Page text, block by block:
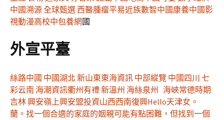
中國溯源全球甄選 西醫腫瘤平易近族數智中國康養中國影
視動漫高校中包養網 國
外宣平臺
絲路中國 中國湖北 新山東東海資訊 中部縱覽 中國四川 七
彩云南 海潮資訊衢州有禮新溫州 海絲泉州 海峽常德時期
吉林興安嶺上興安盟投資山西西南復興Hello天津女。
蘭。找一個合適的家庭的姻親可能有點困難，但找到一個